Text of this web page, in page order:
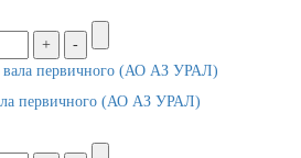
первичного (АО АЗ УРАЛ)